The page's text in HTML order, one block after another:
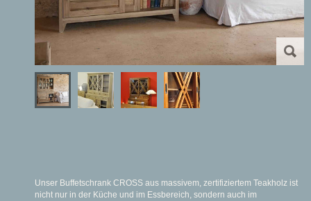
Unser Buffetschrank CROSS aus massivem, zertifiziertem Teakholz ist
nicht nur in der Küche und im Essbereich, sondern auch im